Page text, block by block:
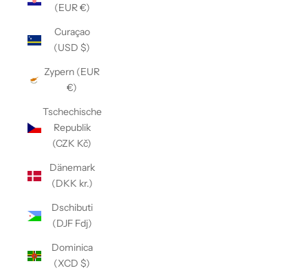
(EUR €)
Curaçao
(USD $)
Zypern (EUR
€)
Tschechische
Republik
(CZK Kč)
Dänemark
(DKK kr.)
Dschibuti
(DJF Fdj)
Dominica
(XCD $)